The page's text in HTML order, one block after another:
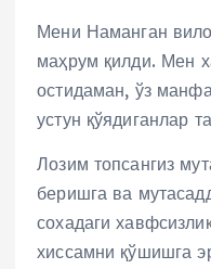
Мени Наманган
маҳрум қилди. Мен
остидаман, ўз
устун қўядиганлар
Лозим топсангиз
беришга ва
сохадаги
хиссамни қўшишга